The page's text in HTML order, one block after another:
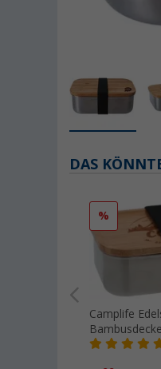
DAS
%
Camplife
Gummiband